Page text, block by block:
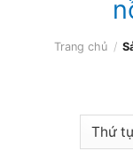
Trang chủ /